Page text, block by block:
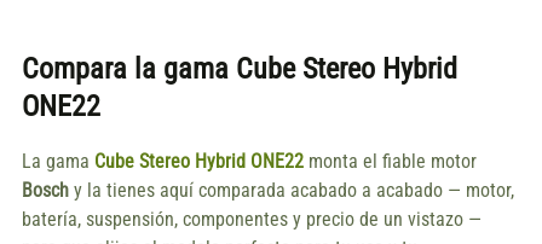
Compara la gama Cube Stereo Hybrid
ONE22
La gama Cube Stereo Hybrid ONE22monta el fiable motor
Boschy la tienes aquí comparada acabado a acabado — motor,
batería, suspensión, componentes y precio de un vistazo —